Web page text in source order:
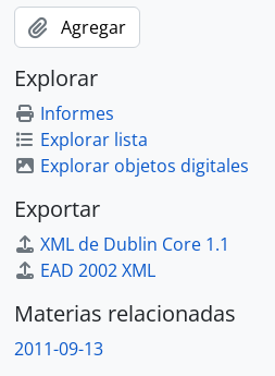
Agregar
Explorar
Informes
Explorar lista
Explorar objetos digitales
Exportar
XML de Dublin Core 1.1
EAD 2002 XML
Materias relacionadas
2011-09-13